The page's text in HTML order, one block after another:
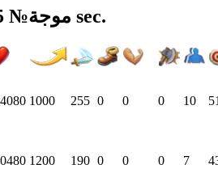
موجة№ 5 - بدء المعركة 31 sec.
1000 255 0 0 0 10
1200 190 0 0 0 7